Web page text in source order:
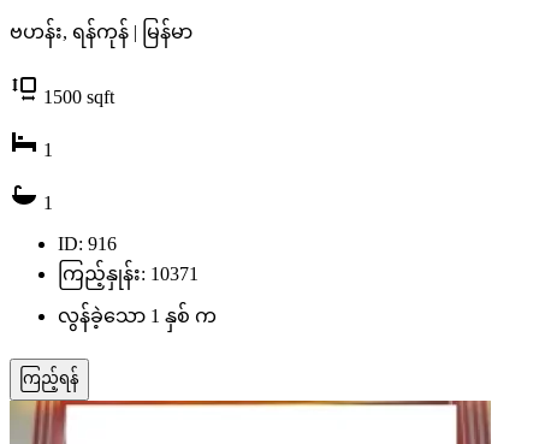
ဗဟန်း, ရန်ကုန် | မြန်မာ
1500 sqft
1
1
ID: 916
ကြည့်နှုန်း: 10371
လွန်ခဲ့သော 1 နှစ် က
ကြည့်ရန်